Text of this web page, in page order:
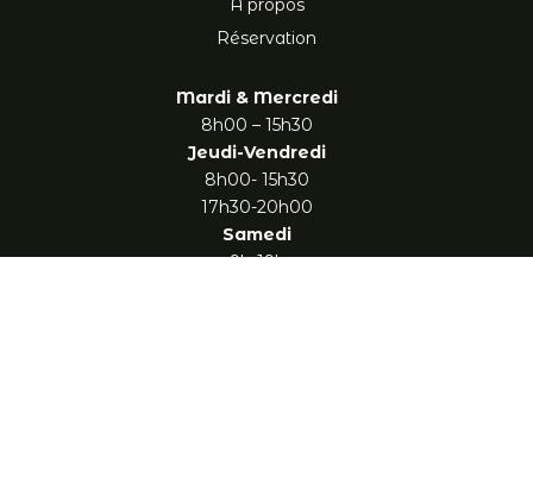
A propos
Réservation
Mardi & Mercredi
8h00 – 15h30
Jeudi-Vendredi
8h00- 15h30
17h30-20h00
Samedi
9h-19h